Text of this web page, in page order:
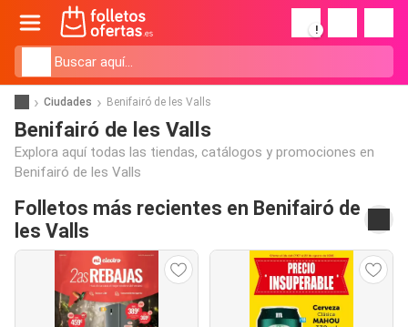
!
Ciudades Benifairó de les Valls
Benifairó de les Valls
Explora aquí todas las tiendas, catálogos y promociones en
Benifairó de les Valls
Folletos más recientes en Benifairó de
les Valls